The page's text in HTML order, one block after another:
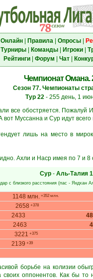
Онлайн| Правила| Опросы|
Турниры| Команды| Игроки|
Рейтинги| Форум Чат|
Чемпионат Омана.
Сезон 77. Чемпионаты
Тур 22 - 255 день, 1
все обостряется. Пожалуй
Муссанна и Сур идут всего
лишь на место в
Ахли и Наср имея по 7 и
Сур - Аль-Талия
с близкого расстояния (пас - Якдхан
1148 млн. +352 млн.
2658 +378
2433
2463
3221 +375
2139 +39
борьбе на колизии
оппонентов. Как бы